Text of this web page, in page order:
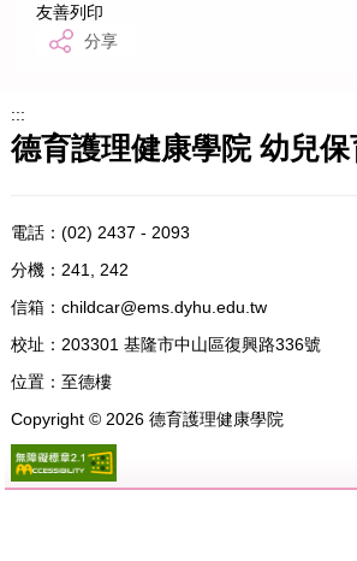
友善列印
分享
:::
德育護理健康學院 幼兒保
電話： (02) 2437 - 2093
分機：241, 242
信箱： childcar@ems.dyhu.edu.tw
校址： 203301 基隆市中山區復興路336號
位置： 至德樓
Copyright © 2026德育護理健康學院